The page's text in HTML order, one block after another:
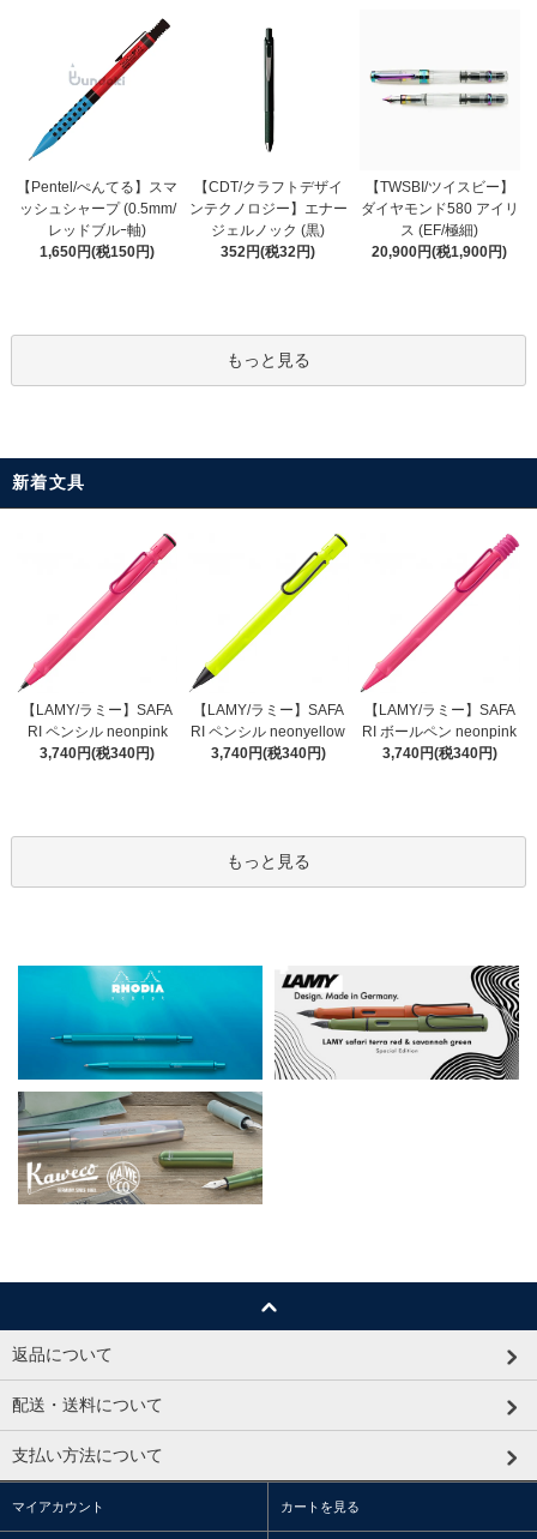
【Pentel/ぺんてる】スマ
ッシュシャープ (0.5mm/
レッドブルｰ軸)
1,650円(税150円)
【CDT/クラフトデザイ
ンテクノロジー】エナー
ジェルノック (黒)
352円(税32円)
【TWSBI/ツイスビー】
ダイヤモンド580 アイリ
ス (EF/極細)
20,900円(税1,900円)
もっと見る
新着文具
【LAMY/ラミー】SAFA
RI ペンシル neonpink
3,740円(税340円)
【LAMY/ラミー】SAFA
RI ペンシル neonyellow
3,740円(税340円)
【LAMY/ラミー】SAFA
RI ボールペン neonpink
3,740円(税340円)
もっと見る
返品について
配送・送料について
支払い方法について
マイアカウント カートを見る